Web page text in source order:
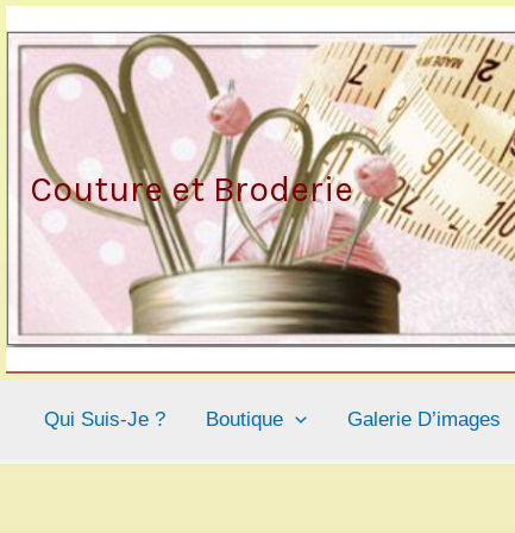
contenu
Couture et Broderie
Qui Suis-Je ? Boutique Galerie D’images